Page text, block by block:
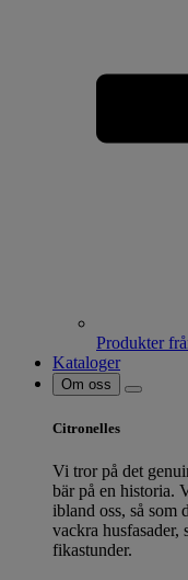
Produkter
Kataloger
Om oss
Citronelles
Vi tror på det
bär på en historia.
ibland oss, så som
vackra husfasader,
fikastunder.